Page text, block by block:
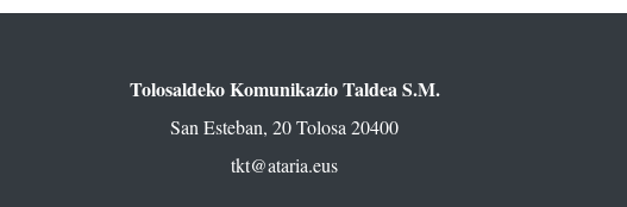
Tolosaldeko Komunikazio Taldea S.M.
San Esteban, 20 Tolosa 20400
tkt@ataria.eus